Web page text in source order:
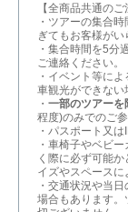
【全商品共通のご
・ツアーの集合
ぎてもお客様がい
・集合時間を5分
ご連絡ください。
・イベント等に
車観光ができない
・ 一部のツアーを
程度)のみでのご
・パスポート又
・車椅子やベビ
く際に必ず可能
イズやスペースに
・交通状況や当
場合もあります